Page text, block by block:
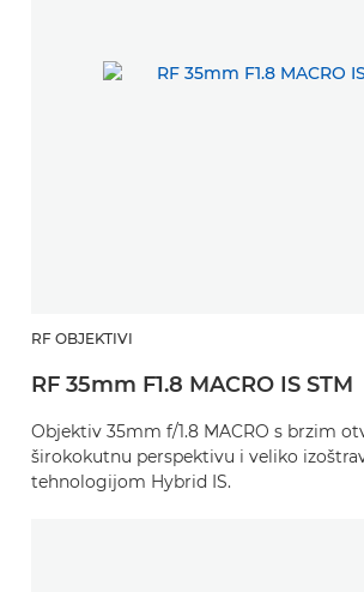
RF OBJEKTIVI
RF 35mm F1.8 MACRO IS STM
Objektiv 35mm f/1.8 MACRO s brzim
širokokutnu perspektivu i veliko
tehnologijom Hybrid IS.